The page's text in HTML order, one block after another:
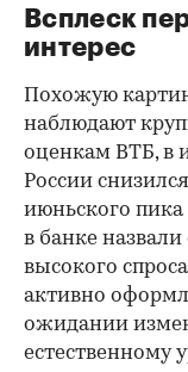
Всплеск
интерес
Похожую
наблюдают
оценкам ВТБ, в
России
июньского
в банке
высокого
активно
ожидании
естественному